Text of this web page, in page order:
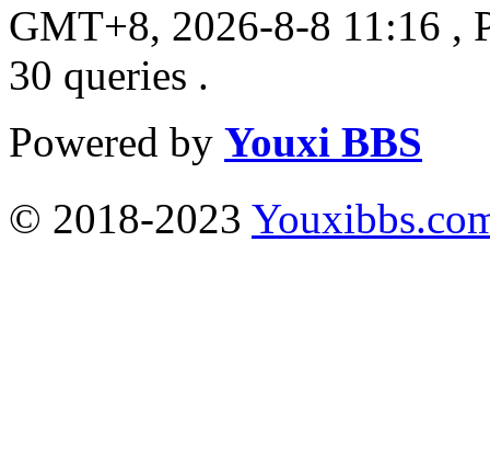
GMT+8, 2026-8-8 11:16 ,
30 queries .
Powered by Youxi BBS
© 2018-2023